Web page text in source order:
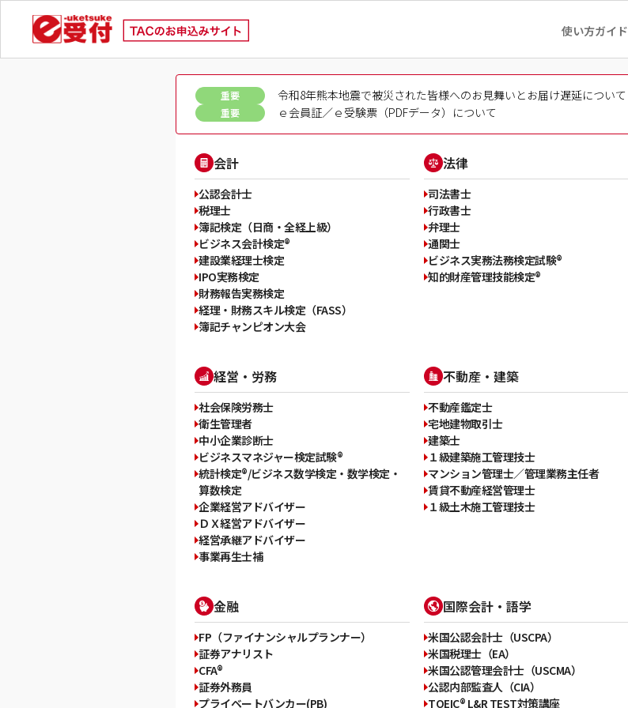
使い方ガイド
重要 令和8年熊本地震で被災された皆様へのお見舞いとお届け遅延について
重要 ｅ会員証／ｅ受験票（PDFデータ）について
会計
公認会計士
税理士
簿記検定（日商・全経上級）
ビジネス会計検定®
建設業経理士検定
IPO実務検定
財務報告実務検定
経理・財務スキル検定（FASS）
簿記チャンピオン大会
法律
司法書士
行政書士
弁理士
通関士
ビジネス実務法務検定試験®
知的財産管理技能検定®
経営・労務
社会保険労務士
衛生管理者
中小企業診断士
ビジネスマネジャー検定試験®
統計検定®/ビジネス数学検定・数学検定・
算数検定
企業経営アドバイザー
ＤＸ経営アドバイザー
経営承継アドバイザー
事業再生士補
不動産・建築
不動産鑑定士
宅地建物取引士
建築士
１級建築施工管理技士
マンション管理士／管理業務主任者
賃貸不動産経営管理士
１級土木施工管理技士
金融
FP（ファイナンシャルプランナー）
証券アナリスト
CFA®
証券外務員
プライベートバンカー(PB)
国際会計・語学
米国公認会計士（USCPA）
米国税理士（EA）
米国公認管理会計士（USCMA）
公認内部監査人（CIA）
TOEIC® L&R TEST対策講座